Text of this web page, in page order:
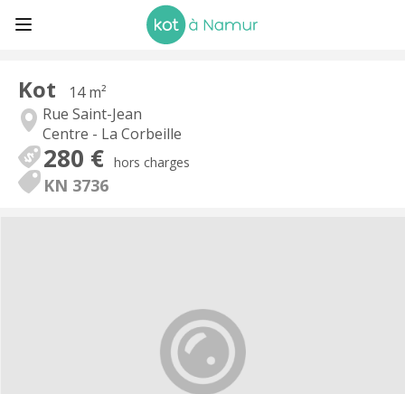
Kot
14 m²
Rue Saint-Jean
Centre - La Corbeille
280 € hors charges
KN 3736